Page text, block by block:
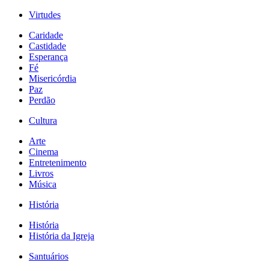
Virtudes
Caridade
Castidade
Esperança
Fé
Misericórdia
Paz
Perdão
Cultura
Arte
Cinema
Entretenimento
Livros
Música
História
História
História da Igreja
Santuários